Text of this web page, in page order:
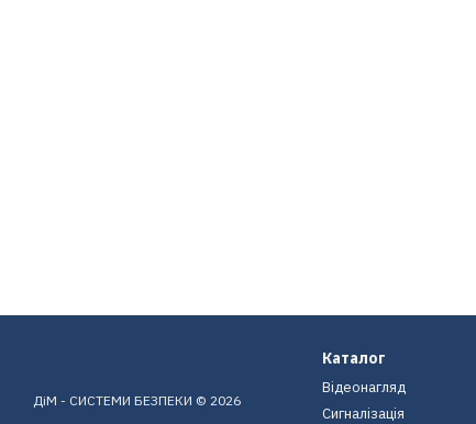
ДіМ - СИСТЕМИ БЕЗПЕКИ © 2026
Каталог
Відеонагляд
Сигналізація